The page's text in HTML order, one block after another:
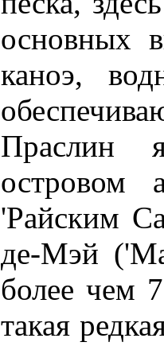
основных
каноэ,
Праслин
островом
'Райским
де-Мэй
более чем
такая